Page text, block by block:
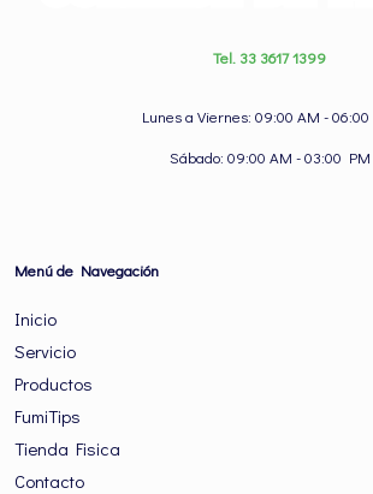
Tel. 33 3617 1399
Lunes a Viernes: 09:00 AM -
Sábado: 09:00 AM - 03:00 PM
Menú de Navegación
Inicio
Servicio
Productos
FumiTips
Tienda Fisica
Contacto